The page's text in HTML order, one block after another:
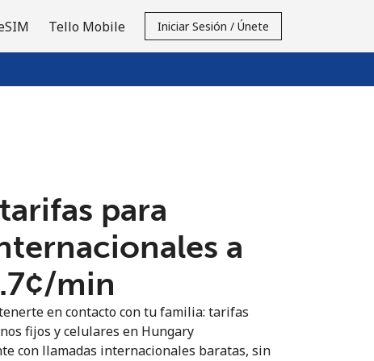
Tello Mobile Iniciar Sesión / Únete
para
a
min
en contacto con tu familia: tarifas
fijos y celulares en Hungary
con llamadas internacionales baratas, sin